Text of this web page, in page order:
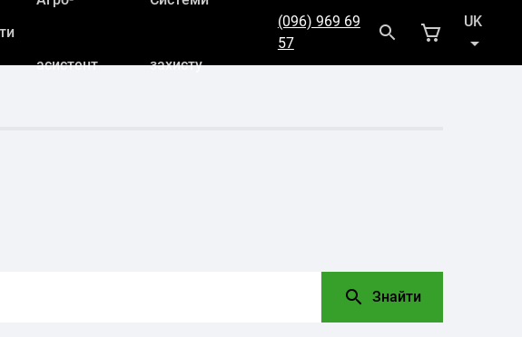
асистент захисту
(096) 969 69
57
UK
RU
Знайти